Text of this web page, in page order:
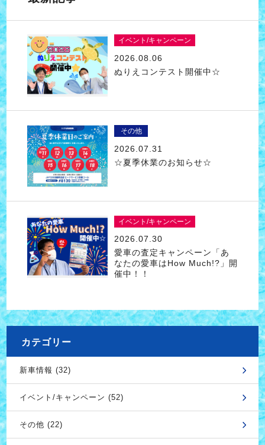
イベント/キャンペーン
2026.08.06
ぬりえコンテスト開催中☆
その他
2026.07.31
☆夏季休業のお知らせ☆
イベント/キャンペーン
2026.07.30
愛車の査定キャンペーン「あ
なたの愛車はHow Much!?」開
催中！！
カテゴリー
新車情報 (32)
イベント/キャンペーン (52)
その他 (22)